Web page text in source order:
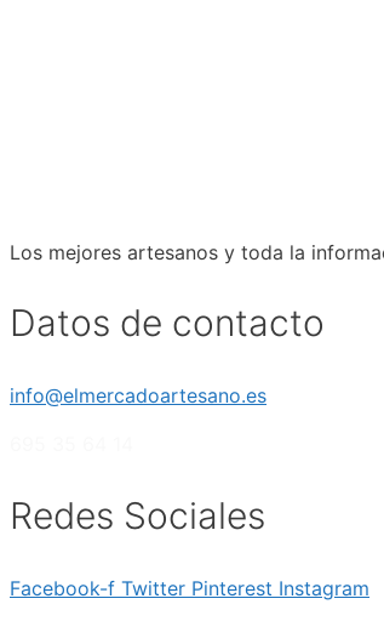
Los mejores artesanos y toda la
Datos de contacto
info@elmercadoartesano.es
Redes Sociales
Facebook-f Twitter Pinterest Instagram